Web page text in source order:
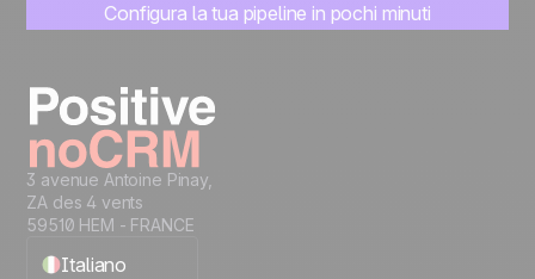
Configura la tua pipeline in pochi minuti
3 avenue Antoine Pinay,
ZA des 4 vents
59510 HEM - FRANCE
Italiano